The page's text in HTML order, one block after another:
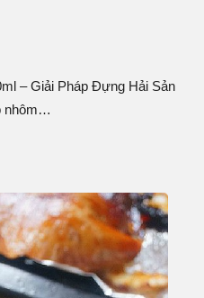
– Giải Pháp Đựng Hải Sản
nhôm…